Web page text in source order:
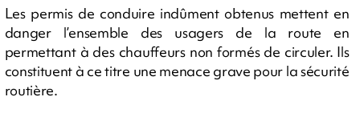
Les permis de conduire indûment obtenus mettent en
danger l’ensemble des usagers de la route en
permettant à des chauffeurs non formés de circuler. Ils
constituent à ce titre une menace grave pour la sécurité
routière.